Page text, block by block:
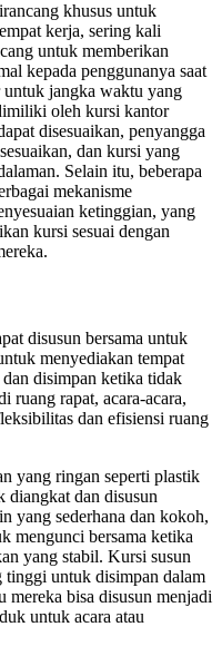
khusus untuk
kerja, sering kali
untuk memberikan
kepada penggunanya saat
untuk jangka waktu yang
oleh kursi kantor
disesuaikan, penyangga
dan kursi yang
Selain itu, beberapa
mekanisme
ketinggian, yang
kursi sesuai dengan
disusun bersama untuk
menyediakan tempat
disimpan ketika tidak
ruang rapat, acara-acara,
dan efisiensi ruang
yang ringan seperti plastik
diangkat dan disusun
yang sederhana dan kokoh,
mengunci bersama ketika
yang stabil. Kursi susun
tinggi untuk disimpan dalam
mereka bisa disusun menjadi
untuk acara atau